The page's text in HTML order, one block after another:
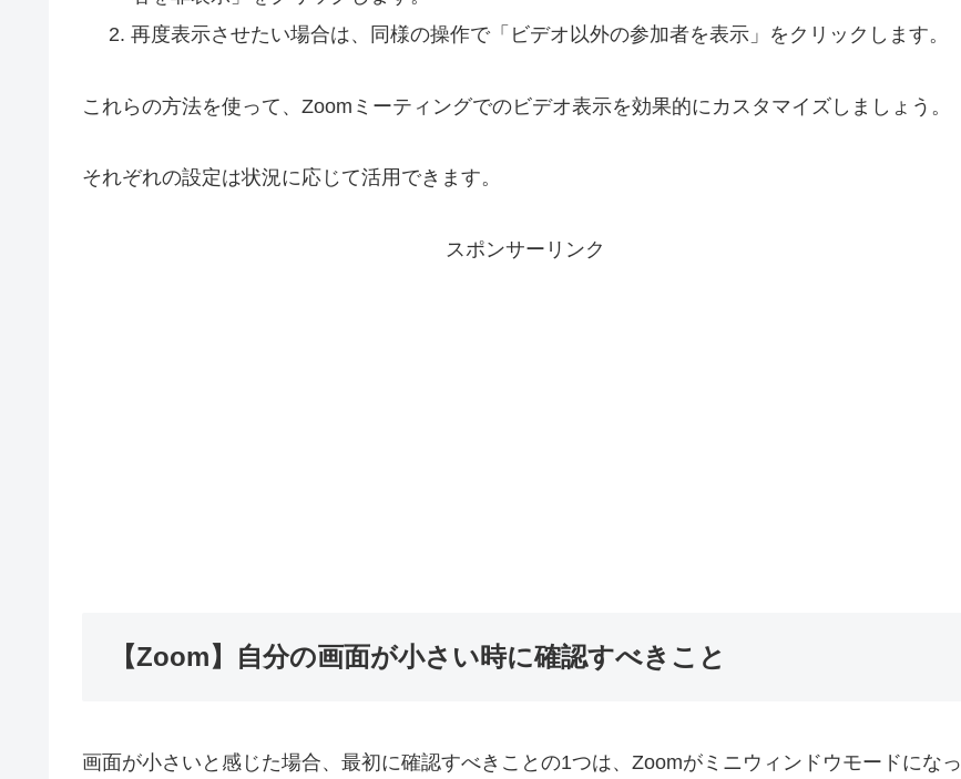
再度表示させたい場合は、同様の操作で「ビデオ以外の参加者を表示」をクリックします。
これらの方法を使って、Zoomミーティングでのビデオ表示を効果的にカスタマイズしましょう。
それぞれの設定は状況に応じて活用できます。
スポンサーリンク
【Zoom】自分の画面が小さい時に確認すべきこと
画面が小さいと感じた場合、最初に確認すべきことの1つは、Zoomがミニウィンドウモードになっ